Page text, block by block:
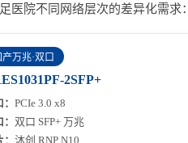
医院不同网络层次的差异化需求：
产万兆·双口
2SFP+
PCIe 3.0 x8
双口 SFP+ 万兆
沐创 RNP N10